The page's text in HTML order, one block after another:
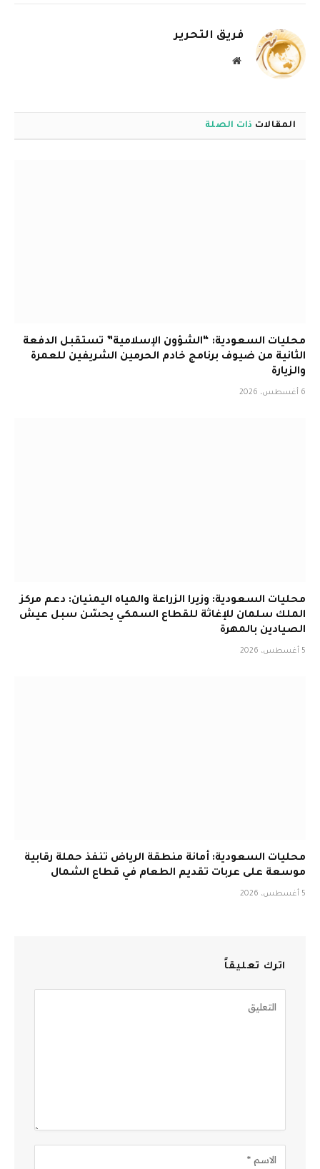
فريق التحرير
موقع
المقالات ذات الصلة
محليات السعودية: “الشؤون الإسلامية” تستقبل الدفعة
الثانية من ضيوف برنامج خادم الحرمين الشريفين للعمرة
والزيارة
6 أغسطس، 2026
محليات السعودية: وزيرا الزراعة والمياه اليمنيان: دعم مركز
الملك سلمان للإغاثة للقطاع السمكي يحسّن سبل عيش
الصيادين بالمهرة
5 أغسطس، 2026
محليات السعودية: أمانة منطقة الرياض تنفذ حملة رقابية
موسعة على عربات تقديم الطعام في قطاع الشمال
5 أغسطس، 2026
اترك تعليقاً